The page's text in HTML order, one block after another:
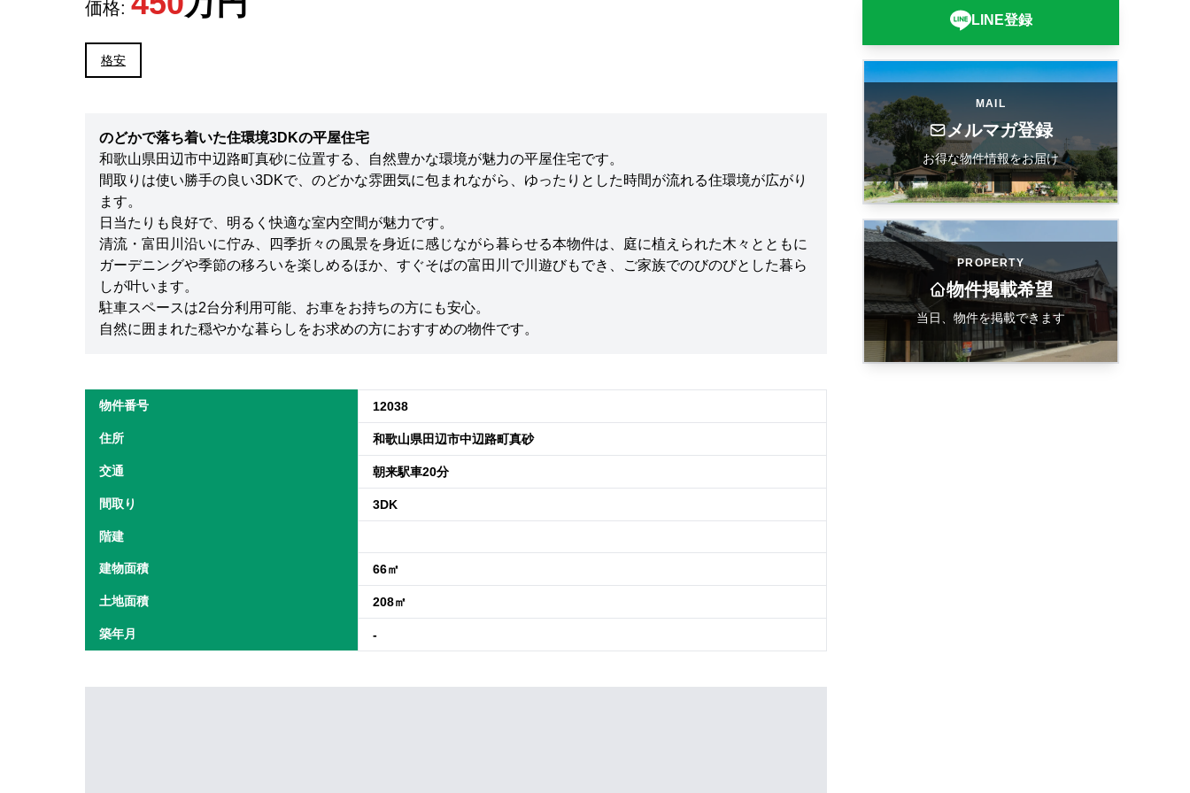
価格:
格安
のどかで落ち着いた住環境3DKの平屋住宅
和歌山県田辺市中辺路町真砂に位置する、自然豊かな環境が魅力の平屋住宅です。
間取りは使い勝手の良い3DKで、のどかな雰囲気に包まれながら、ゆったりとした時間が流れる住環境が広がり
ます。
日当たりも良好で、明るく快適な室内空間が魅力です。
清流・富田川沿いに佇み、四季折々の風景を身近に感じながら暮らせる本物件は、庭に植えられた木々とともに
ガーデニングや季節の移ろいを楽しめるほか、すぐそばの富田川で川遊びもでき、ご家族でのびのびとした暮ら
しが叶います。
駐車スペースは2台分利用可能、お車をお持ちの方にも安心。
自然に囲まれた穏やかな暮らしをお求めの方におすすめの物件です。
物件番号 12038
住所 和歌山県田辺市中辺路町真砂
交通 朝来駅車20分
間取り 3DK
階建
建物面積 66㎡
土地面積 208㎡
築年月 -
LINE登録
MAIL
メルマガ登録
お得な物件情報をお届け
PROPERTY
物件掲載希望
当日、物件を掲載できます